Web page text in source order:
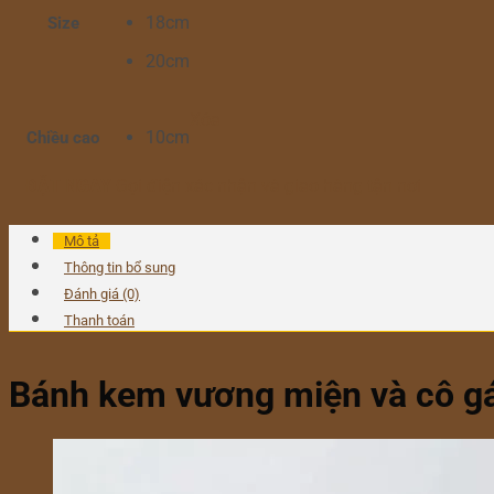
Size
18cm
20cm
Chiều cao 10cm
Mô tả
Thông tin bổ sung
Đánh giá (0)
Thanh toán
Bánh kem vương miện và cô